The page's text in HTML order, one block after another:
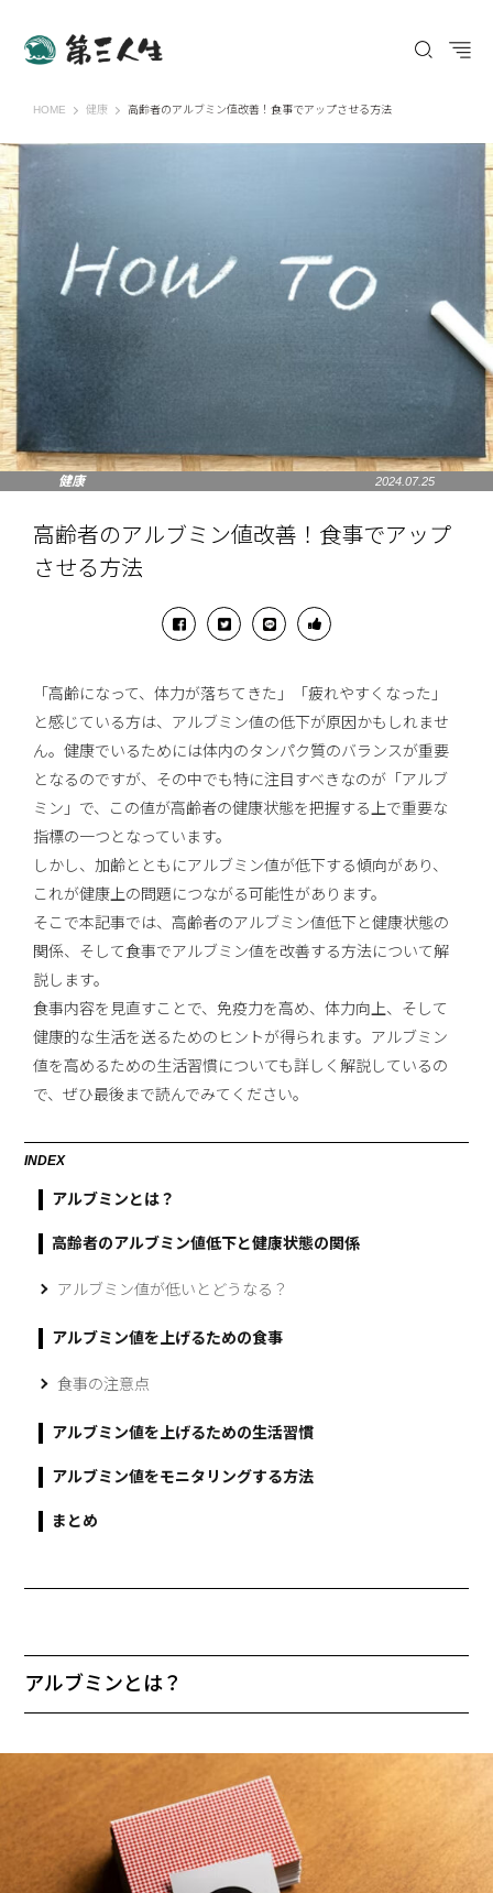
HOME 第三人生 〜寄り道の歩き方〜
健康 高齢者のアルブミン値改善！食事でアップさせる方法
健康 2024.07.25
高齢者のアルブミン値改善！食事でアップ
させる方法
「高齢になって、体力が落ちてきた」「疲れやすくなった」
と感じている方は、アルブミン値の低下が原因かもしれませ
ん。健康でいるためには体内のタンパク質のバランスが重要
となるのですが、その中でも特に注目すべきなのが「アルブ
ミン」で、この値が高齢者の健康状態を把握する上で重要な
指標の一つとなっています。
しかし、加齢とともにアルブミン値が低下する傾向があり、
これが健康上の問題につながる可能性があります。
そこで本記事では、高齢者のアルブミン値低下と健康状態の
関係、そして食事でアルブミン値を改善する方法について解
説します。
食事内容を見直すことで、免疫力を高め、体力向上、そして
健康的な生活を送るためのヒントが得られます。アルブミン
値を高めるための生活習慣についても詳しく解説しているの
で、ぜひ最後まで読んでみてください。
INDEX
アルブミンとは？
高齢者のアルブミン値低下と健康状態の関係
アルブミン値が低いとどうなる？
アルブミン値を上げるための食事
食事の注意点
アルブミン値を上げるための生活習慣
アルブミン値をモニタリングする方法
まとめ
アルブミンとは？